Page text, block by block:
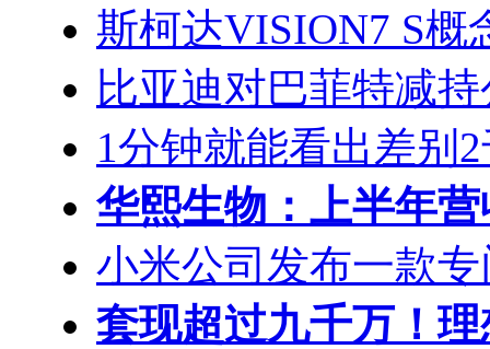
斯柯达VISION7 S概
比亚迪对巴菲特减
1分钟就能看出差别2
华熙生物：上半年营
小米公司发布一款专
套现超过九千万！